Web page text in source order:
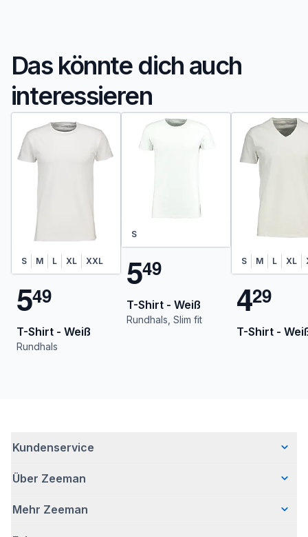
Das könnte dich auch
interessieren
S M L XL XXL
549
T-Shirt - Weiß
Rundhals
S
549
T-Shirt - Weiß
Rundhals, Slim fit
S M L XL
429
T-Shirt -
Kundenservice
Häufig gestellte Fragen
Lieferung
Über Zeeman
Wer wir sind
Mehr Zeeman